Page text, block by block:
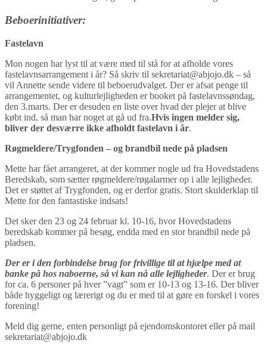
Beboerinitiativer:
Fastelavn
Mon nogen har lyst til at være med til stå for at afholde vores
fastelavnsarrangement i år? Så skriv til sekretariat@abjojo.dk – så
vil Annette sende videre til beboerudvalget. Der er afsat penge til
arrangementet, og kulturlejligheden er booket på fastelavnssøndag,
den 3.marts. Der er desuden en liste over hvad der plejer at blive
købt ind, så man har noget at gå ud fra.Hvis ingen melder sig,
bliver der desværre ikke afholdt fastelavn i år.
Røgmeldere/Trygfonden – og brandbil nede på pladsen
Mette har fået arrangeret, at der kommer nogle ud fra Hovedstadens
Beredskab, som sætter røgmeldere/røgalarmer op i alle lejligheder.
Det er støttet af Trygfonden, og er derfor gratis. Stort skulderklap til
Mette for den fantastiske indsats!
Det sker den 23 og 24 februar kl. 10-16, hvor Hovedstadens
beredskab kommer på besøg, endda med en stor brandbil nede på
pladsen.
Der er i den forbindelse brug for frivillige til at hjælpe med at
banke på hos naboerne, så vi kan nå alle lejligheder. Der er brug
for ca. 6 personer på hver ”vagt” som er 10-13 og 13-16. Der bliver
både hyggeligt og lærerigt og du er med til at gøre en forskel i vores
forening!
Meld dig gerne, enten personligt på ejendomskontoret eller på mail
sekretariat@abjojo.dk